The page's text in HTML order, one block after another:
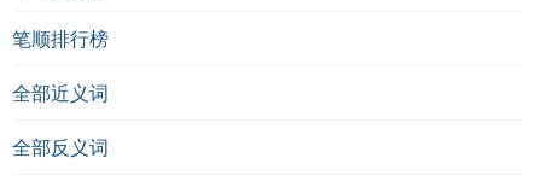
笔顺排行榜
全部近义词
全部反义词